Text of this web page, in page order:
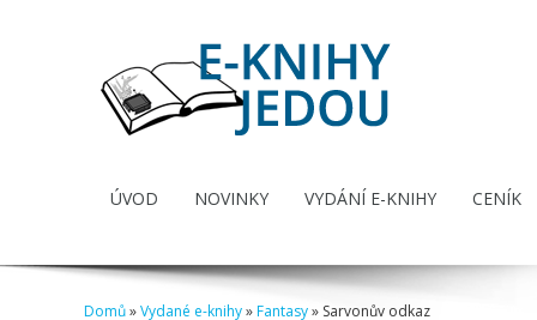
ÚVOD NOVINKY VYDÁNÍ E-KNIHY CENÍK
Domů»Vydané e-knihy»Fantasy» Sarvonův odkaz